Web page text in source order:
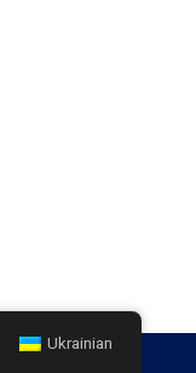
2026
Ukrainian